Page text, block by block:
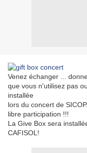
Venez échanger ...
que vous n'utilisez pas
installée
lors du concert de
libre participation !!!
La Give Box sera
CAFISOL!